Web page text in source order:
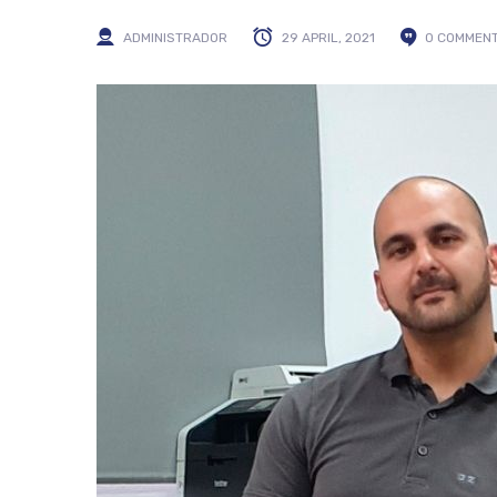
ADMINISTRADOR 29 APRIL, 2021 0